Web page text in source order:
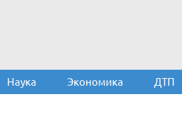
Наука Экономика ДТП